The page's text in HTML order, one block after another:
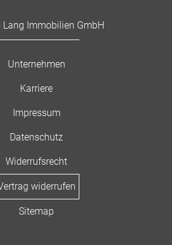
Immobilien GmbH
Unternehmen
Karriere
Impressum
Datenschutz
Widerrufsrecht
widerrufen
Sitemap